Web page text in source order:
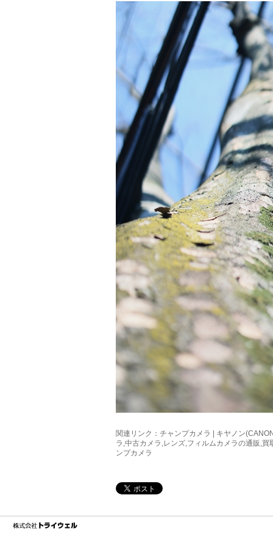
関連リンク： チャンプカメラ | キヤノン
ラ,中古カメラ,レンズ,フィルムカメラの通販,
ンプカメラ